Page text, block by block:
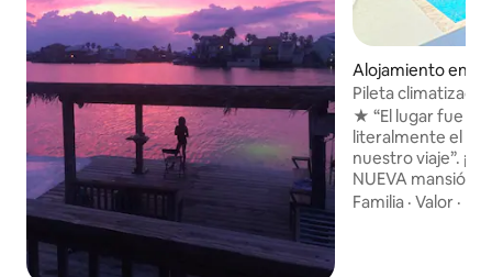
Alojamiento en
Pileta climatizada
para 16 personas
★ “El lugar fue
literalmente el
nuestro viaje”. ¡4100 pies cuadrados /
NUEVA mansión
billar y parque cercano! ☞
Familia ·Valor ·